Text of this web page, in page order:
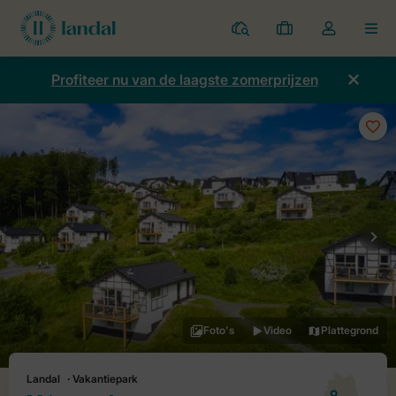
Parken
Mijn
boekingen
Open
de
dropdown
account
Profiteer nu van de laagste zomerprijzen